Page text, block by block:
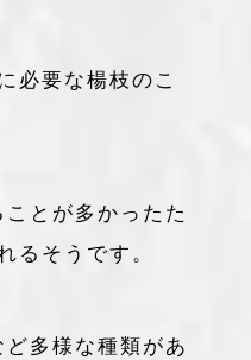
必要な楊枝のこ
とが多かったた
るそうです。
多様な種類があ